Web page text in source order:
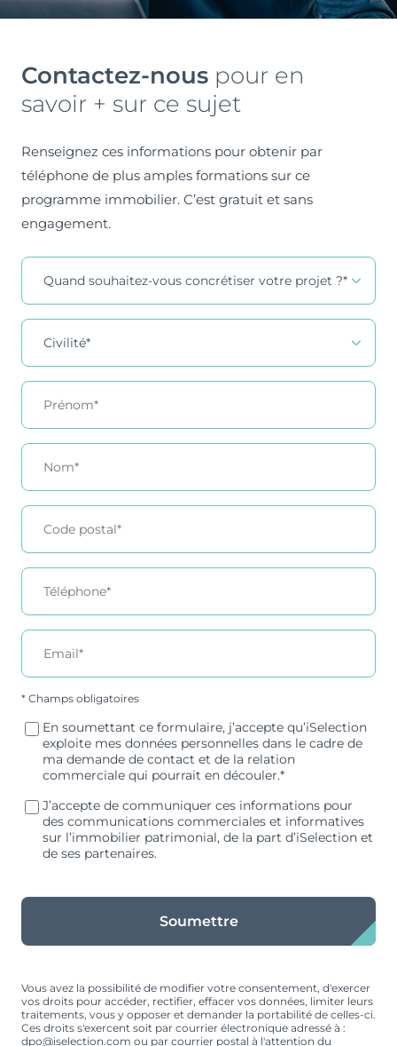
Contactez-nous pour en
savoir + sur ce sujet
Renseignez ces informations pour obtenir par
téléphone de plus amples formations sur ce
programme immobilier. C’est gratuit et sans
engagement.
Contact
* Champs obligatoires
En soumettant ce formulaire, j’accepte qu’iSelection
exploite mes données personnelles dans le cadre de
ma demande de contact et de la relation
commerciale qui pourrait en découler.*
J’accepte de communiquer ces informations pour
des communications commerciales et informatives
sur l’immobilier patrimonial, de la part d’iSelection et
de ses partenaires.
Soumettre
Vous avez la possibilité de modifier votre consentement, d'exercer
vos droits pour accéder, rectifier, effacer vos données, limiter leurs
traitements, vous y opposer et demander la portabilité de celles-ci.
Ces droits s'exercent soit par courrier électronique adressé à :
dpo@iselection.com ou par courrier postal à l'attention du